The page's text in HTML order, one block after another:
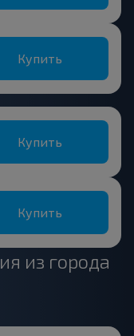
Купить
Купить
Купить
из города